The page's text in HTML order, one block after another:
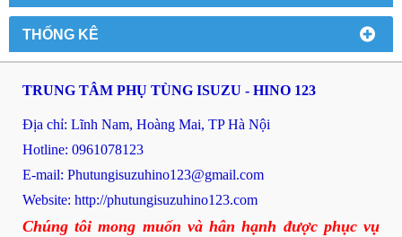
THỐNG KÊ
TRUNG TÂM PHỤ TÙNG ISUZU - HINO 123
Địa chỉ: Lĩnh Nam, Hoàng Mai, TP Hà Nội
Hotline: 0961078123
E-mail: Phutungisuzuhino123@gmail.com
Website: http://phutungisuzuhino123.com
Chúng tôi mong muốn và hân hạnh được phục vụ